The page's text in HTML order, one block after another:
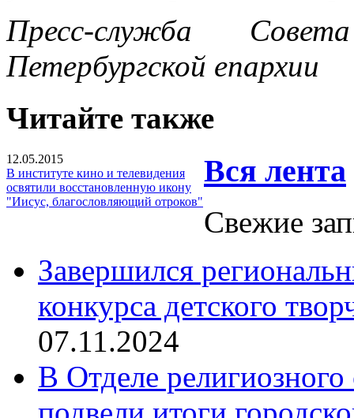
Пресс-служба
Петербургской епархии
Читайте также
12.05.2015
В институте кино и телевидения
освятили восстановленную икону
"Иисус, благословляющий отроков"
Вся лента
Свежие
Завершился
конкурса детского
07.11.2024
В Отделе религиозного